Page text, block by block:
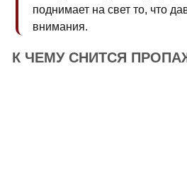
поднимает на свет то, что
внимания.
К ЧЕМУ СНИТСЯ